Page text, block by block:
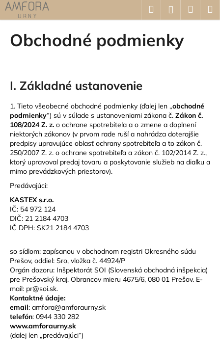
Prejsť
na
obsah
Hľadať
Obchodné podmienky
I. Základné ustanovenie
1. Tieto všeobecné obchodné podmienky (ďalej len „obchodné
podmienky“) sú v súlade s ustanoveniami zákona č. Zákon č.
108/2024 Z. z. o ochrane spotrebiteľa a o zmene a doplnení
niektorých zákonov (v prvom rade ruší a nahrádza doterajšie
predpisy upravujúce oblasť ochrany spotrebiteľa a to zákon č.
250/2007 Z. z. o ochrane spotrebiteľa a zákon č. 102/2014 Z. z.,
ktorý upravoval predaj tovaru a poskytovanie služieb na diaľku a
mimo prevádzkových priestorov).
Predávajúci:
KASTEX s.r.o.
IČ: 54 972 124
DIČ: 21 2184 4703
IČ DPH: SK21 2184 4703
so sídlom: zapísanou v obchodnom registri Okresného súdu
Prešov, oddiel: Sro, vložka č. 44924/P
Orgán dozoru: Inšpektorát SOI (Slovenská obchodná inšpekcia)
pre Prešovský kraj. Obrancov mieru 4675/6, 080 01 Prešov. E-
mail: pr@soi.sk.
Kontaktné údaje:
email: amfora@amforaurny.sk
telefón: 0944 330 282
www.amforaurny.sk
(ďalej len „predávajúci“)
K
o
p
o
t
r
e
b
u
j
e
t
e
n
á
s
ť
?
HĽADAŤ